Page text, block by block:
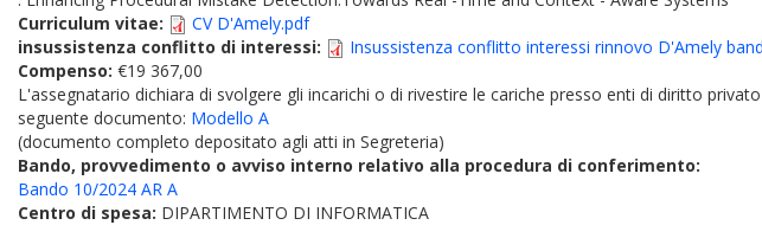
Curriculum vitae:
CV D'Amely.pdf
insussistenza conflitto di interessi:
Insussistenza conflitto interessi rinnovo D'Amely
Compenso: €19 367,00
L'assegnatario dichiara di svolgere gli incarichi o di rivestire le cariche presso enti di diritto
seguente documento: Modello A
(documento completo depositato agli atti in Segreteria)
Bando, provvedimento o avviso interno relativo alla procedura di conferimento:
Bando 10/2024 AR A
Centro di spesa: DIPARTIMENTO DI INFORMATICA